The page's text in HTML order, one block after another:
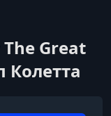
00:34:32
Great